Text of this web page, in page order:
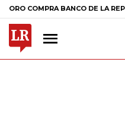
BANCO DE LA REPÚBLICA